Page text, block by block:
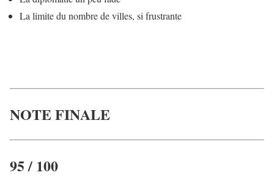
La limite du nombre de villes, si frustrante
NOTE FINALE
95 / 100